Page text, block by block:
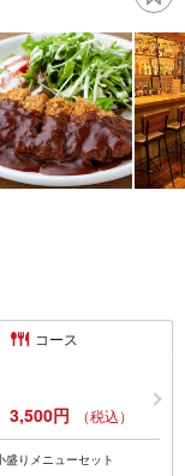
コース
3,500円 （税込）
盛りメニューセット